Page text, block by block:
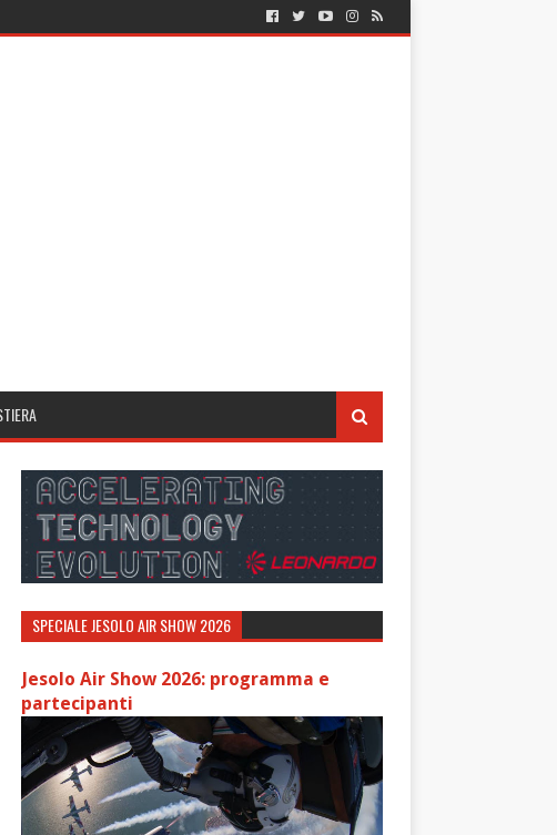
SPECIALE JESOLO AIR SHOW 2026
Jesolo Air Show 2026: programma e
partecipanti